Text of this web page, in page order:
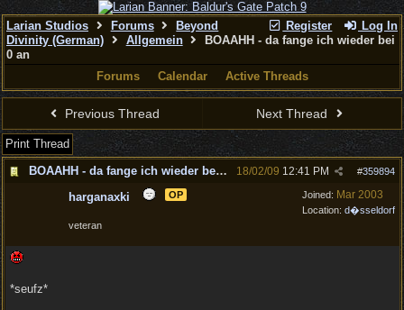
Register Log In
Larian Studios Forums
Beyond
Divinity (German)
Allgemein
BOAAHH - da fange ich wieder bei
0 an
Forums
Calendar Active Threads
Previous Thread Next Thread
Print Thread
BOAAHH - da fange ich wieder bei 0 an
#359894
18/02/09 12:41 PM
Joined: Mar 2003
Location: d�sseldorf
harganaxki OP
veteran
*seufz*